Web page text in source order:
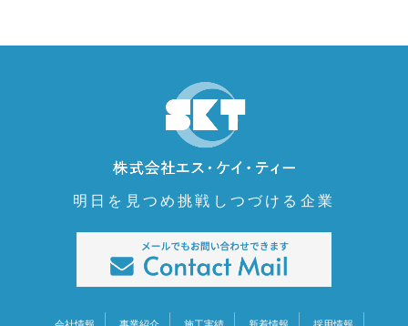
明日を見つめ挑戦しつづける企業
会社情報 事業紹介 施工実績 新着情報 採用情報